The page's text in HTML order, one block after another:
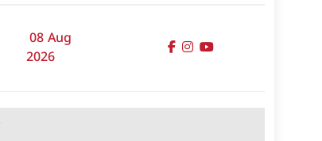
08 Aug
2026